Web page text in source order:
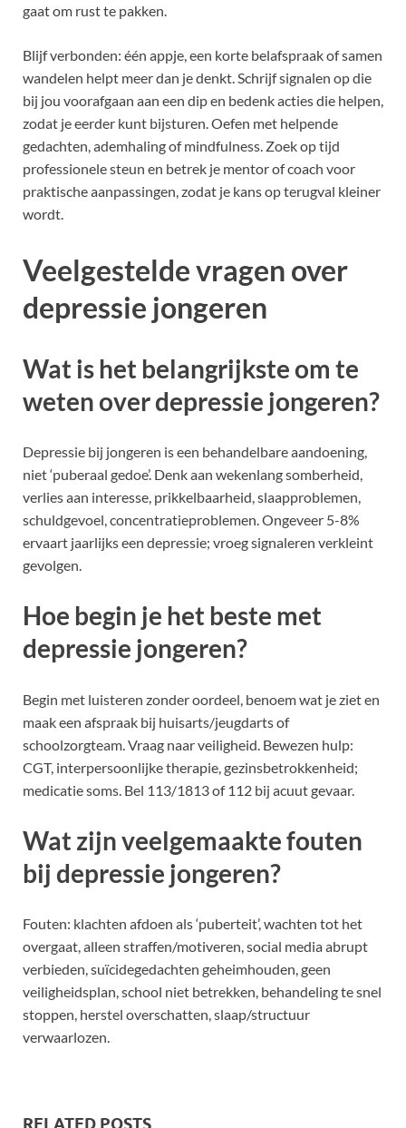
gaat om rust te pakken.
Blijf verbonden: één appje, een korte belafspraak of samen
wandelen helpt meer dan je denkt. Schrijf signalen op die
bij jou voorafgaan aan een dip en bedenk acties die helpen,
zodat je eerder kunt bijsturen. Oefen met helpende
gedachten, ademhaling of mindfulness. Zoek op tijd
professionele steun en betrek je mentor of coach voor
praktische aanpassingen, zodat je kans op terugval kleiner
wordt.
Veelgestelde vragen over
depressie jongeren
Wat is het belangrijkste om te
weten over depressie jongeren?
Depressie bij jongeren is een behandelbare aandoening,
niet ‘puberaal gedoe’. Denk aan wekenlang somberheid,
verlies aan interesse, prikkelbaarheid, slaapproblemen,
schuldgevoel, concentratieproblemen. Ongeveer 5-8%
ervaart jaarlijks een depressie; vroeg signaleren verkleint
gevolgen.
Hoe begin je het beste met
depressie jongeren?
Begin met luisteren zonder oordeel, benoem wat je ziet en
maak een afspraak bij huisarts/jeugdarts of
schoolzorgteam. Vraag naar veiligheid. Bewezen hulp:
CGT, interpersoonlijke therapie, gezinsbetrokkenheid;
medicatie soms. Bel 113/1813 of 112 bij acuut gevaar.
Wat zijn veelgemaakte fouten
bij depressie jongeren?
Fouten: klachten afdoen als ‘puberteit’, wachten tot het
overgaat, alleen straffen/motiveren, social media abrupt
verbieden, suïcidegedachten geheimhouden, geen
veiligheidsplan, school niet betrekken, behandeling te snel
stoppen, herstel overschatten, slaap/structuur
verwaarlozen.
RELATED POSTS